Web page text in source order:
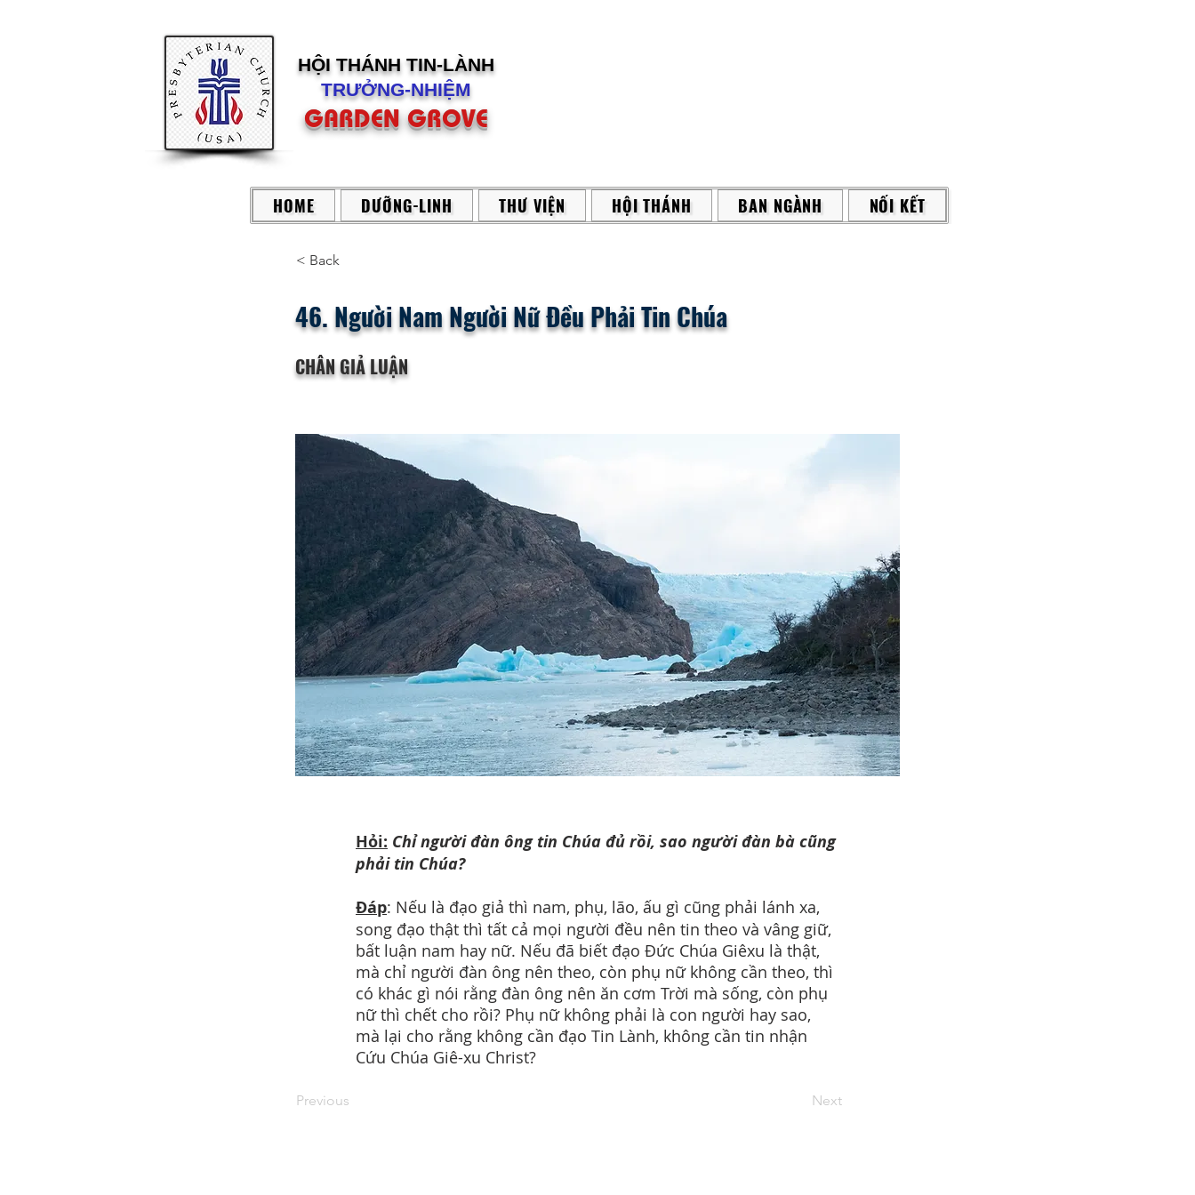
HỘI THÁNH TIN-LÀNH
TRƯỞNG-NHIỆM
GARDEN GROVE
HOME DƯỠNG-LINH THƯ VIỆN HỘI THÁNH BAN NGÀNH NỐI KẾT
< Back
46. Người Nam Người Nữ Đều Phải Tin Chúa
CHÂN GIẢ LUẬN
Hỏi: Chỉ người đàn ông tin Chúa đủ rồi, sao người đàn bà cũng
phải tin Chúa?
Đáp: Nếu là đạo giả thì nam, phụ, lão, ấu gì cũng phải lánh xa,
song đạo thật thì tất cả mọi người đều nên tin theo và vâng giữ,
bất luận nam hay nữ. Nếu đã biết đạo Đức Chúa Giêxu là thật,
mà chỉ người đàn ông nên theo, còn phụ nữ không cần theo, thì
có khác gì nói rằng đàn ông nên ăn cơm Trời mà sống, còn phụ
nữ thì chết cho rồi? Phụ nữ không phải là con người hay sao,
mà lại cho rằng không cần đạo Tin Lành, không cần tin nhận
Cứu Chúa Giê-xu Christ?
Previous Next